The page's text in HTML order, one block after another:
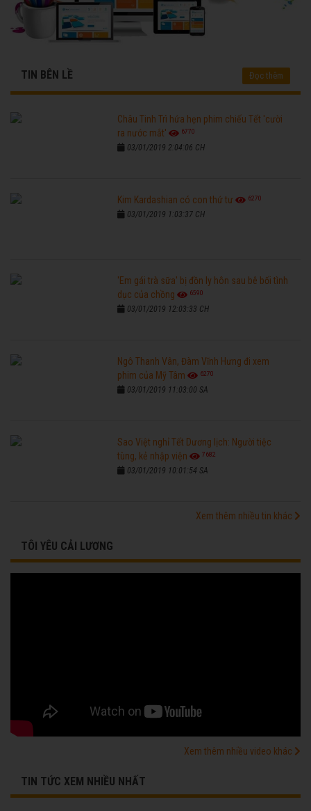
TIN BÊN LỀ Đọc thêm
Châu Tinh Trì hứa hẹn phim chiếu Tết 'cười
ra nước mắt'
6770
03/01/2019 2:04:06 CH
Kim Kardashian có con thứ tư 6270
03/01/2019 1:03:37 CH
'Em gái trà sữa' bị đồn ly hôn sau bê bối tình
dục của chồng
6590
03/01/2019 12:03:33 CH
Ngô Thanh Vân, Đàm Vĩnh Hưng đi xem
phim của Mỹ Tâm
6270
03/01/2019 11:03:00 SA
Sao Việt nghỉ Tết Dương lịch: Người tiệc
tùng, kẻ nhập viện
7682
03/01/2019 10:01:54 SA
Xem thêm nhiều tin khác
TÔI YÊU CẢI LƯƠNG
Xem thêm nhiều video khác
TIN TỨC XEM NHIỀU NHẤT